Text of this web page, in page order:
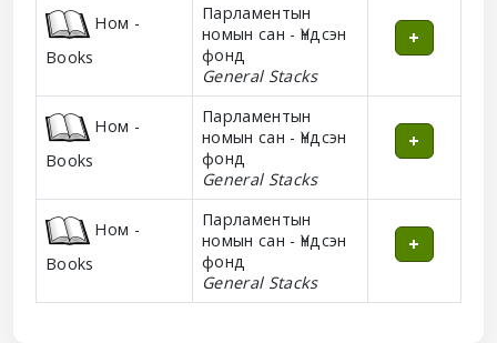
Ном -
Books
Парламентын
номын сан - Үндсэн
фонд
General Stacks
Ном -
Books
Парламентын
номын сан - Үндсэн
фонд
General Stacks
Ном -
Books
Парламентын
номын сан - Үндсэн
фонд
General Stacks